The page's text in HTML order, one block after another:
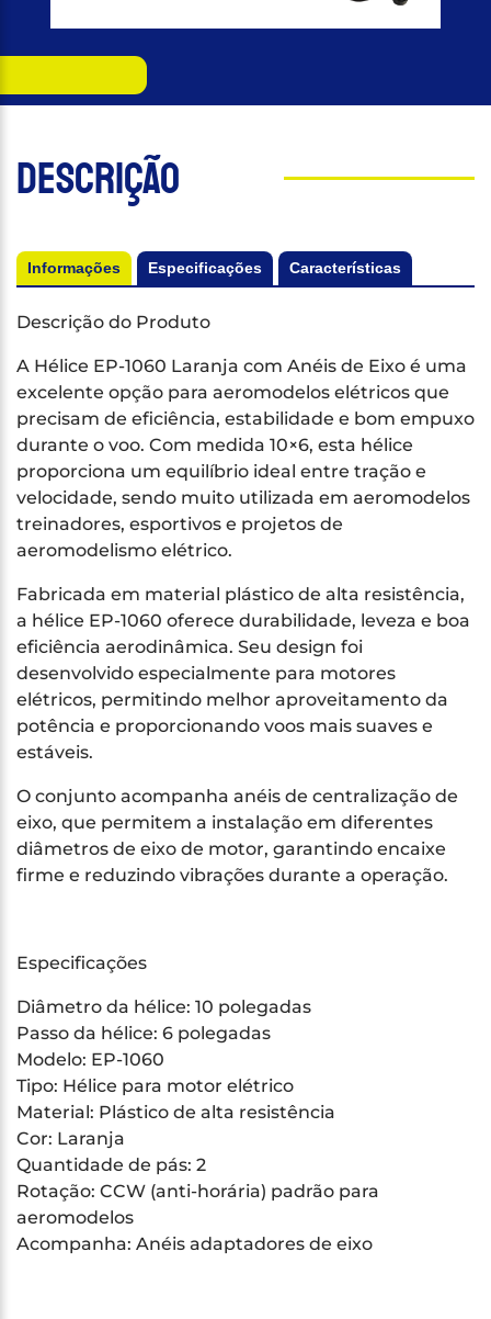
Descrição
Informações Especificações Características
Descrição do Produto
A Hélice EP-1060 Laranja com Anéis de Eixo é uma
excelente opção para aeromodelos elétricos que
precisam de eficiência, estabilidade e bom empuxo
durante o voo. Com medida 10×6, esta hélice
proporciona um equilíbrio ideal entre tração e
velocidade, sendo muito utilizada em aeromodelos
treinadores, esportivos e projetos de
aeromodelismo elétrico.
Fabricada em material plástico de alta resistência,
a hélice EP-1060 oferece durabilidade, leveza e boa
eficiência aerodinâmica. Seu design foi
desenvolvido especialmente para motores
elétricos, permitindo melhor aproveitamento da
potência e proporcionando voos mais suaves e
estáveis.
O conjunto acompanha anéis de centralização de
eixo, que permitem a instalação em diferentes
diâmetros de eixo de motor, garantindo encaixe
firme e reduzindo vibrações durante a operação.
Especificações
Diâmetro da hélice: 10 polegadas
Passo da hélice: 6 polegadas
Modelo: EP-1060
Tipo: Hélice para motor elétrico
Material: Plástico de alta resistência
Cor: Laranja
Quantidade de pás: 2
Rotação: CCW (anti-horária) padrão para
aeromodelos
Acompanha: Anéis adaptadores de eixo